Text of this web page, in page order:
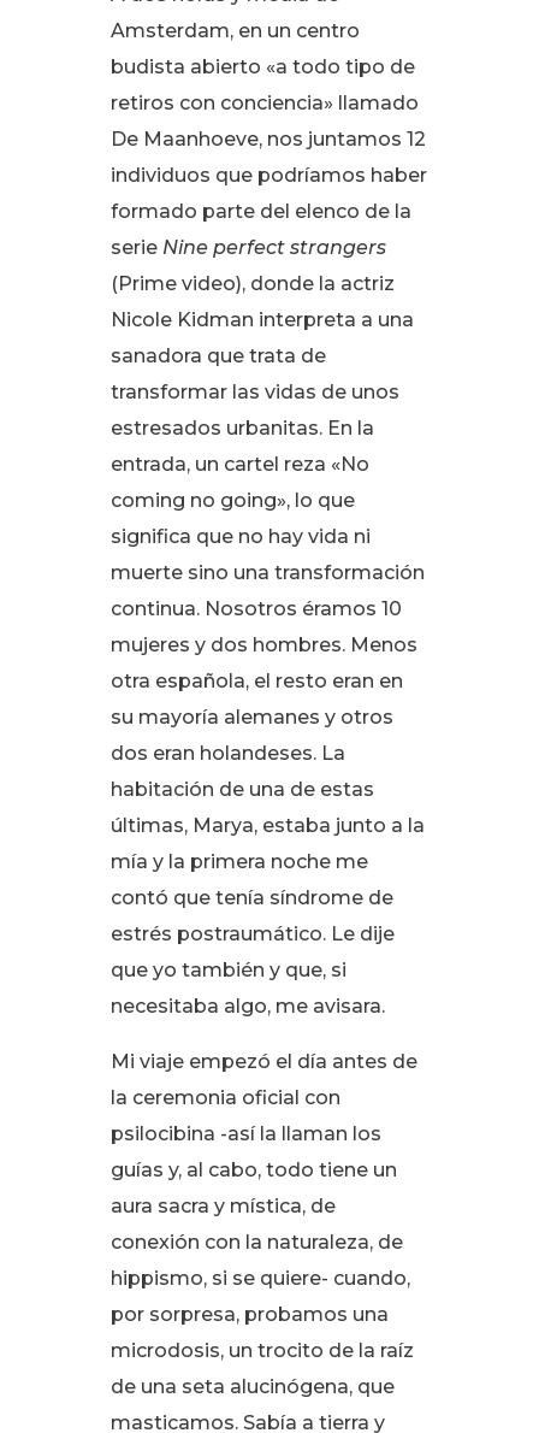
Amsterdam, en un centro
budista abierto «a todo tipo de
retiros con conciencia» llamado
De Maanhoeve, nos juntamos 12
individuos que podríamos haber
formado parte del elenco de la
serie Nine perfect strangers
(Prime video), donde la actriz
Nicole Kidman interpreta a una
sanadora que trata de
transformar las vidas de unos
estresados urbanitas. En la
entrada, un cartel reza «No
coming no going», lo que
significa que no hay vida ni
muerte sino una transformación
continua. Nosotros éramos 10
mujeres y dos hombres. Menos
otra española, el resto eran en
su mayoría alemanes y otros
dos eran holandeses. La
habitación de una de estas
últimas, Marya, estaba junto a la
mía y la primera noche me
contó que tenía síndrome de
estrés postraumático. Le dije
que yo también y que, si
necesitaba algo, me avisara.
Mi viaje empezó el día antes de
la ceremonia oficial con
psilocibina -así la llaman los
guías y, al cabo, todo tiene un
aura sacra y mística, de
conexión con la naturaleza, de
hippismo, si se quiere- cuando,
por sorpresa, probamos una
microdosis, un trocito de la raíz
de una seta alucinógena, que
masticamos. Sabía a tierra y